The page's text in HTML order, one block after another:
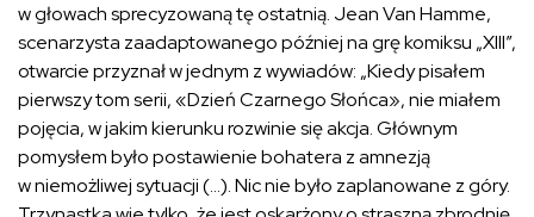
w głowach sprecyzowaną tę ostatnią. Jean Van Hamme,
scenarzysta zaadaptowanego później na grę komiksu „XIII”,
otwarcie przyznał w jednym z wywiadów: „Kiedy pisałem
pierwszy tom serii, «Dzień Czarnego Słońca», nie miałem
pojęcia, w jakim kierunku rozwinie się akcja. Głównym
pomysłem było postawienie bohatera z amnezją
w niemożliwej sytuacji (…). Nic nie było zaplanowane z góry.